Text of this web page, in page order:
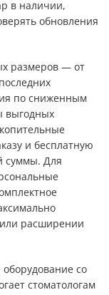
в наличии,
обновления
размеров — от
по сниженным
выгодных
и бесплатную
суммы. Для
расширении
оборудование со
стоматологам